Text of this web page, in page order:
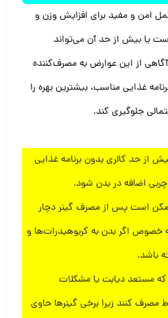
امن و مفید برای افزایش وزن و
یا بیش از حد آن می‌تواند
از این عوارض به مصرف‌کننده
غذایی مناسب، بیشترین بهره را
جلوگیری کند.
از حد کالری بدون برنامه غذایی
اضافه در بدن شود.
است پس از مصرف گینر دچار
خصوص اگر بدن به کربوهیدرات‌ها و
باشد.
که مستعد دیابت یا مشکلات
مصرف کنند زیرا برخی گینرها حاوی